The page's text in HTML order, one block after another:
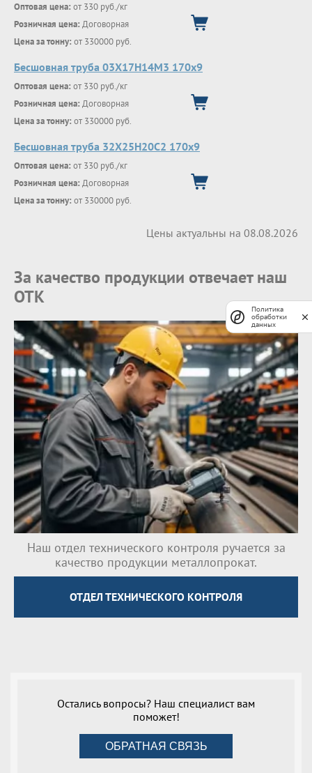
Оптовая цена: от 330 руб./кг
Розничная цена: Договорная
Цена за тонну: от 330000 руб.
Бесшовная труба 03Х17Н14М3 170х9
Оптовая цена: от 330 руб./кг
Розничная цена: Договорная
Цена за тонну: от 330000 руб.
Бесшовная труба 32Х25Н20С2 170х9
Оптовая цена: от 330 руб./кг
Розничная цена: Договорная
Цена за тонну: от 330000 руб.
Цены актуальны на 08.08.2026
За качество продукции отвечает наш
ОТК
Наш отдел технического контроля ручается за
качество продукции металлопрокат.
ОТДЕЛ ТЕХНИЧЕСКОГО КОНТРОЛЯ
Остались вопросы? Наш специалист вам
поможет!
ОБРАТНАЯ СВЯЗЬ
Политика
обработки
данных